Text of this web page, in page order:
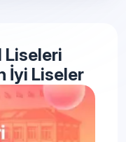
İyi Liseler